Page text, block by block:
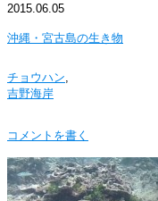
2015.06.05
沖縄・宮古島の生き物
チョウハン
吉野海岸
コメントを書く